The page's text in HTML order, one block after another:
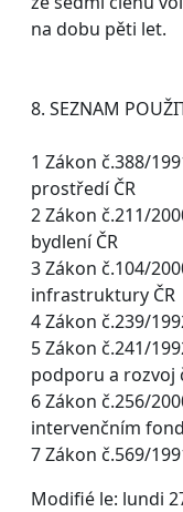
na dobu pěti let.
8. SEZNAM
1 Zákon č.388/
prostředí ČR
2 Zákon č.211/
bydlení ČR
3 Zákon č.104/
infrastruktury ČR
4 Zákon č.239/
5 Zákon č.241/
podporu a rozvoj
6 Zákon č.256/
intervenčním
7 Zákon č.569/
Modifié le: lundi